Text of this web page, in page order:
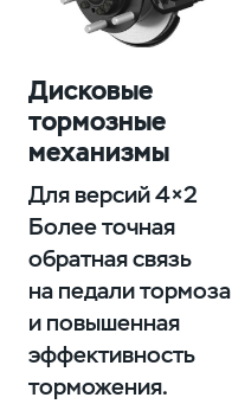
Дисковые
тормозные
механизмы
Для версий 4×2
Более точная
обратная связь
на педали тормоза
и повышенная
эффективность
торможения.